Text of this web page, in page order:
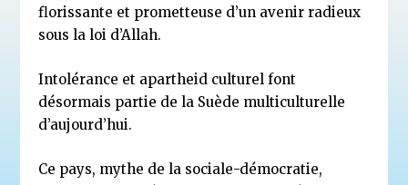
florissante et prometteuse d’un avenir radieux
sous la loi d’Allah.
Intolérance et apartheid culturel font
désormais partie de la Suède multiculturelle
d’aujourd’hui.
Ce pays, mythe de la sociale-démocratie,